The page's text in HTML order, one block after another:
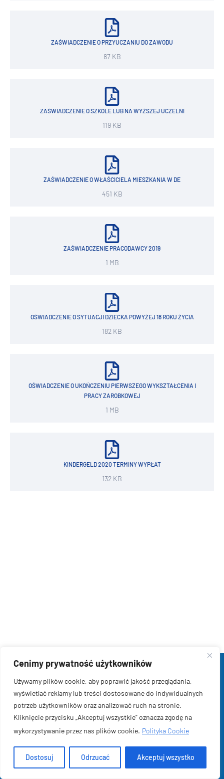
Cenimy prywatność użytkowników
Używamy plików cookie, aby poprawić jakość przeglądania,
wyświetlać reklamy lub treści dostosowane do indywidualnych
potrzeb użytkowników oraz analizować ruch na stronie.
Kliknięcie przycisku „Akceptuj wszystkie” oznacza zgodę na
wykorzystywanie przez nas plików cookie. Polityka Cookie
Dostosuj Odrzucać Akceptuj wszystko
ZAŚWIADCZENIE O PRZYUCZANIU DO ZAWODU
87 KB
ZAŚWIADCZENIE O SZKOLE LUB NA WYŻSZEJ UCZELNI
119 KB
ZAŚWIADCZENIE O WŁAŚCICIELA MIESZKANIA W DE
451 KB
ZAŚWIADCZENIE PRACODAWCY 2019
1 MB
OŚWIADCZENIE O SYTUACJI DZIECKA POWYŻEJ 18 ROKU ŻYCIA
182 KB
OŚWIADCZENIE O UKOŃCZENIU PIERWSZEGO WYKSZTAŁCENIA I
PRACY ZAROBKOWEJ
1 MB
KINDERGELD 2020 TERMINY WYPŁAT
132 KB
KDF-PODATKI
Pracowałeś za Granicą?
Nie zapomnij o możliwości otrzymania zwrotu podatku i
świadczenia rodzinnego.
NASZA OFERTA